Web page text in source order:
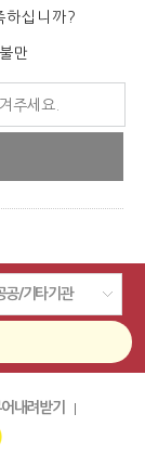
하십니까?
만
공/기타기관
내려받기